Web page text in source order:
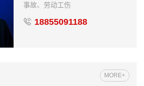
事故、劳动工伤
18855091188
MORE+